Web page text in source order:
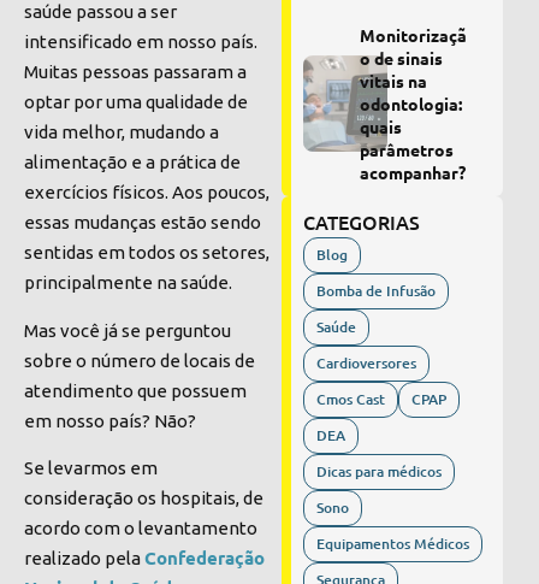
saúde passou a ser
intensificado em nosso país.
Muitas pessoas passaram a
optar por uma qualidade de
vida melhor, mudando a
alimentação e a prática de
exercícios físicos. Aos poucos,
essas mudanças estão sendo
sentidas em todos os setores,
principalmente na saúde.
Mas você já se perguntou
sobre o número de locais de
atendimento que possuem
em nosso país? Não?
Se levarmos em
consideração os hospitais, de
acordo com o levantamento
realizado pelaConfederação
Monitorizaçã
o de sinais
vitais na
odontologia:
quais
parâmetros
acompanhar?
CATEGORIAS
Blog
Bomba de Infusão
Saúde
Cardioversores
Cmos Cast
CPAP
DEA
Dicas para médicos
Sono
Equipamentos Médicos
Segurança